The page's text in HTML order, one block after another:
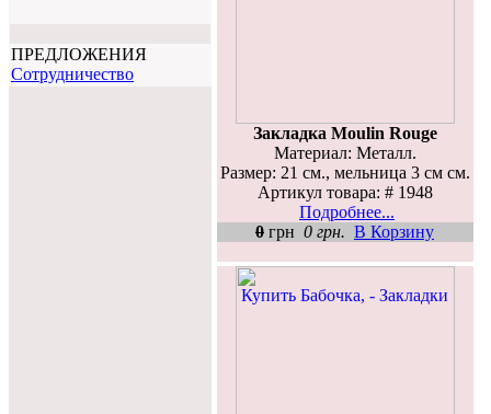
ПРЕДЛОЖЕНИЯ
Cотрудничество
Закладка Moulin Rouge
Материал: Металл.
Размер: 21 см., мельница 3 см см.
Артикул товара: # 1948
Подробнее...
0 грн 0 грн. В Корзину